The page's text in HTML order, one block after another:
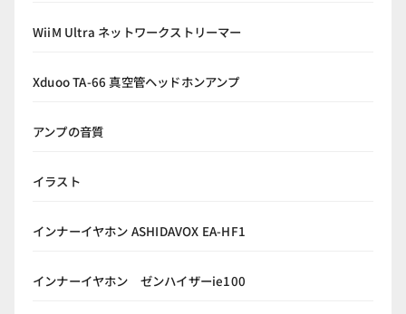
WiiM Ultra ネットワークストリーマー
Xduoo TA-66 真空管ヘッドホンアンプ
アンプの音質
イラスト
インナーイヤホン ASHIDAVOX EA-HF1
インナーイヤホン ゼンハイザーie100